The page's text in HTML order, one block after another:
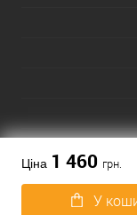
Ціна 1 460 грн.
У